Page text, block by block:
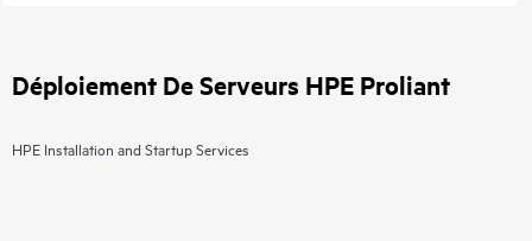
Déploiement De Serveurs HPE Proliant
HPE Installation and Startup Services